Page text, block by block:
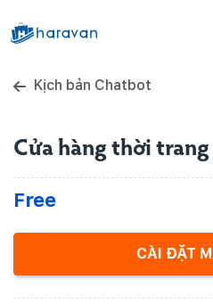
Kịch bản Chatbot
Cửa hàng thời
Free
CÀI ĐẶT